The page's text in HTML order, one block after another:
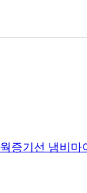
웍증기선 냄비 마